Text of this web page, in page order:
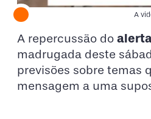
A
A repercussão do
madrugada deste
previsões sobre temas
mensagem a uma